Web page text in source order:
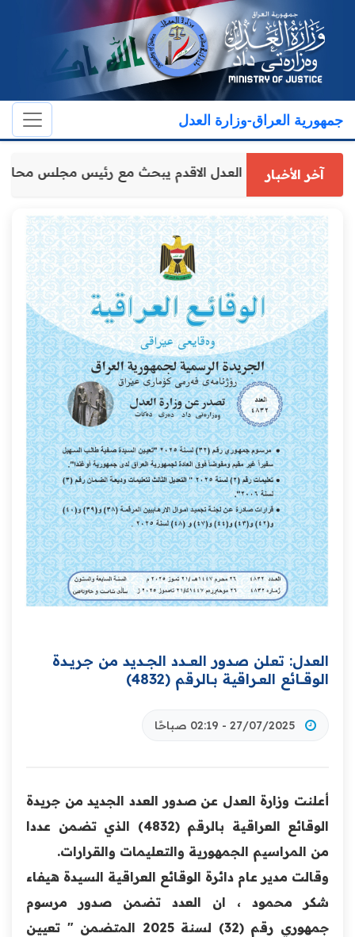
جمهورية العراق-وزارة العدل
آخر الأخباروكيل وزارة العدل الاقدم يبحث مع رئيس مجلس
العدل: تعلن صدور العــــدد الجـــديد من جـريــدة
‏الوقــــائع العــراقية بــالرقم (4832)‏
27/07/2025 - 02:19 صباحًا
أعلنت وزارة العدل عن صدور العدد الجديد من جريدة
‏‏الوقائع العراقية بالرقم (4832) الذي تضمن عددا
من المراسيم الجمهورية والتعليمات والقرارات.
وقالت مدير عام دائرة الوقائع العراقية السيدة هيفاء
شكر محمود ، ان العدد تضمن صدور مرسوم
جمهوري رقم (32) لسنة 2025 المتضمن " تعيين